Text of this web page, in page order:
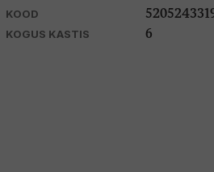
KOOD
KOGUS KASTIS
6